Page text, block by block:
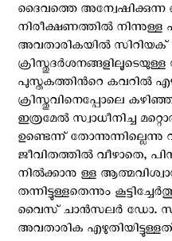
ദൈവത്തെ അന്വേഷിക്കുന്ന
നിരീക്ഷണത്തിൽ
അവതാരികയില്‍ സിറിയക്
പുസ്തകത്തിന്‍റെ കവറിൽ
ക്രിസ്തുവിനെപ്പോലെ
ഇത്രമേൽ സ്വാധീനിച്ച
ഉണ്ടെന്ന്
ജീവിതത്തിൽ വീഴാതെ,
നിൽക്കാനു ള്ള
തന്നിട്ടുള്ളതെന്നും
വൈസ് ചാൻസലർ ഡോ.
അവതാരിക